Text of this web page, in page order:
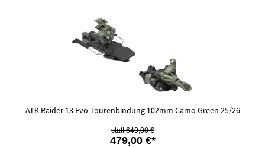
ATK Raider 13 Evo Tourenbindung 102mm Camo Green 25/26
statt 649,00 €
479,00 €*